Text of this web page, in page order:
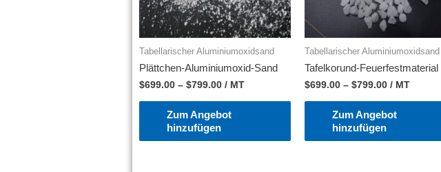
Tabellarischer Aluminiumoxidsand
Plättchen-Aluminiumoxid-Sand
$699.00 – $799.00 / MT
Zum Angebot
hinzufügen
Tabellarischer Aluminiumoxidsand
Tafelkorund-Feuerfestmaterial
$699.00 – $799.00 / MT
Zum Angebot
hinzufügen